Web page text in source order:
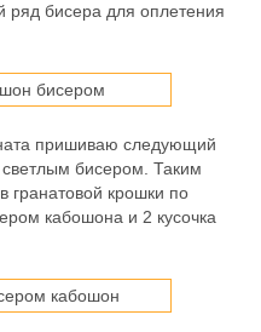
ряд бисера для оплетения
пришиваю следующий
бисером. Таким
гранатовой крошки по
кабошона и 2 кусочка